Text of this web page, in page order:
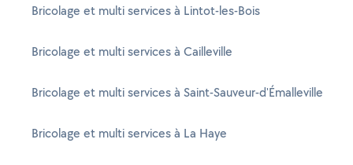
Bricolage et multi services à Lintot-les-Bois
Bricolage et multi services à Cailleville
Bricolage et multi services à Saint-Sauveur-d'Émalleville
Bricolage et multi services à La Haye